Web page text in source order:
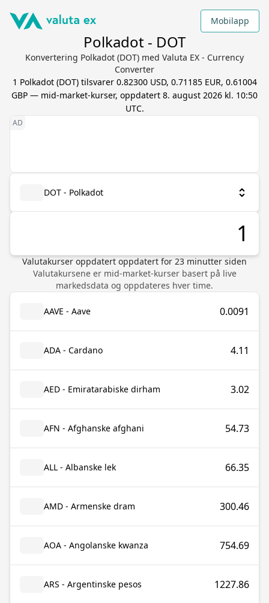
Mobilapp
Polkadot - DOT
Konvertering Polkadot (DOT) med Valuta EX - Currency
Converter
1 Polkadot(DOT) tilsvarer 0.82300 USD, 0.71185 EUR, 0.61004
GBP — mid-market-kurser, oppdatert 8. august 2026 kl. 10:50
UTC.
DOT - Polkadot
Valutakurser oppdatert oppdatert for 23 minutter siden
Valutakursene er mid-market-kurser basert på live
markedsdata og oppdateres hver time.
AAVE - Aave 0.0091
ADA - Cardano 4.11
AED - Emiratarabiske dirham 3.02
AFN - Afghanske afghani 54.73
ALL - Albanske lek 66.35
AMD - Armenske dram 300.46
AOA - Angolanske kwanza 754.69
ARS - Argentinske pesos 1227.86